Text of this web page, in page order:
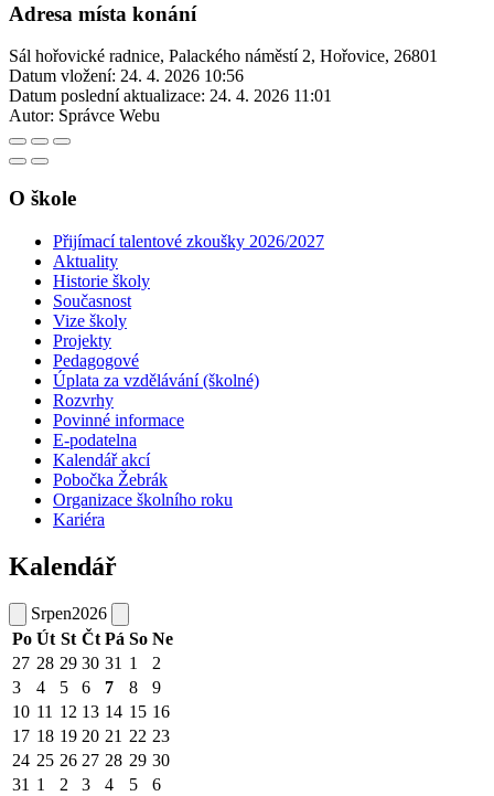
Adresa místa konání
Sál hořovické radnice, Palackého náměstí 2, Hořovice, 26801
Datum vložení: 24. 4. 2026 10:56
Datum poslední aktualizace: 24. 4. 2026 11:01
Autor: Správce Webu
O škole
Přijímací talentové zkoušky 2026/2027
Aktuality
Historie školy
Současnost
Vize školy
Projekty
Pedagogové
Úplata za vzdělávání (školné)
Rozvrhy
Povinné informace
E-podatelna
Kalendář akcí
Pobočka Žebrák
Organizace školního roku
Kariéra
Kalendář
Srpen2026
Po Út St Čt Pá So Ne
27 28 29 30 31 1
2
3
4 5 6 7 8
9
10 11 12 13 14 15 16
17 18 19 20 21 22 23
24 25 26 27 28 29 30
31 1 2 3 4 5 6